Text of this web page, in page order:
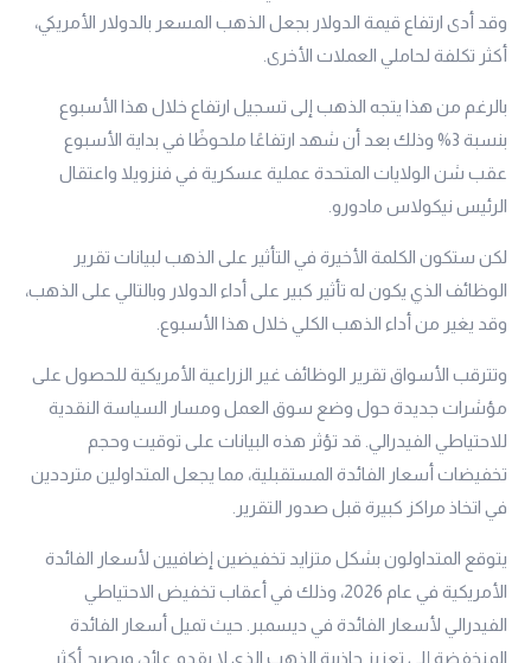
وقد أدى ارتفاع قيمة الدولار بجعل الذهب المسعر بالدولار الأمريكي،
أكثر تكلفة لحاملي العملات الأخرى.
بالرغم من هذا يتجه الذهب إلى تسجيل ارتفاع خلال هذا الأسبوع
بنسبة 3% وذلك بعد أن شهد ارتفاعًا ملحوظًا في بداية الأسبوع
عقب شن الولايات المتحدة عملية عسكرية في فنزويلا واعتقال
الرئيس نيكولاس مادورو.
لكن ستكون الكلمة الأخيرة في التأثير على الذهب لبيانات تقرير
الوظائف الذي يكون له تأثير كبير على أداء الدولار وبالتالي على الذهب،
وقد يغير من أداء الذهب الكلي خلال هذا الأسبوع.
وتترقب الأسواق تقرير الوظائف غير الزراعية الأمريكية للحصول على
مؤشرات جديدة حول وضع سوق العمل ومسار السياسة النقدية
للاحتياطي الفيدرالي. قد تؤثر هذه البيانات على توقيت وحجم
تخفيضات أسعار الفائدة المستقبلية، مما يجعل المتداولين مترددين
في اتخاذ مراكز كبيرة قبل صدور التقرير.
يتوقع المتداولون بشكل متزايد تخفيضين إضافيين لأسعار الفائدة
الأمريكية في عام 2026، وذلك في أعقاب تخفيض الاحتياطي
الفيدرالي لأسعار الفائدة في ديسمبر. حيث تميل أسعار الفائدة
المنخفضة إلى تعزيز جاذبية الذهب الذي لا يقدم عائد، ويصبح أكثر